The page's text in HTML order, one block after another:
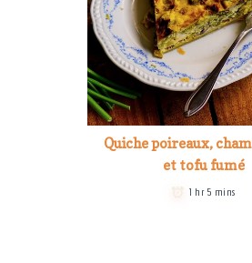
Quiche poireaux,
et tofu fumé
1 hr 5 mins